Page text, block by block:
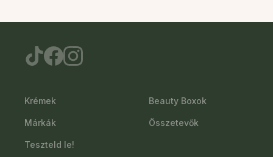
Krémek
Márkák
Teszteld le!
Beauty Boxok
Összetevők